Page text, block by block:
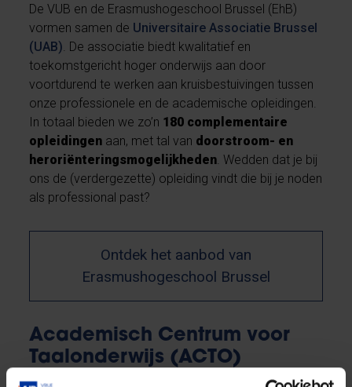
De VUB en de Erasmushogeschool Brussel (EhB)
vormen samen de Universitaire Associatie Brussel
(UAB). De associatie biedt kwalitatief en
toekomstgericht hoger onderwijs aan door
voortdurend te werken aan kruisbestuivingen tussen
onze professionele en de academische opleidingen.
In totaal bieden we zo’n 180 complementaire
opleidingen aan, met tal van doorstroom- en
heroriënteringsmogelijkheden. Wedden dat je bij
ons de (verdergezette) opleiding vindt die bij je noden
als professional past?
Ontdek het aanbod van
Erasmushogeschool Brussel
Academisch Centrum voor
Taalonderwijs (ACTO)